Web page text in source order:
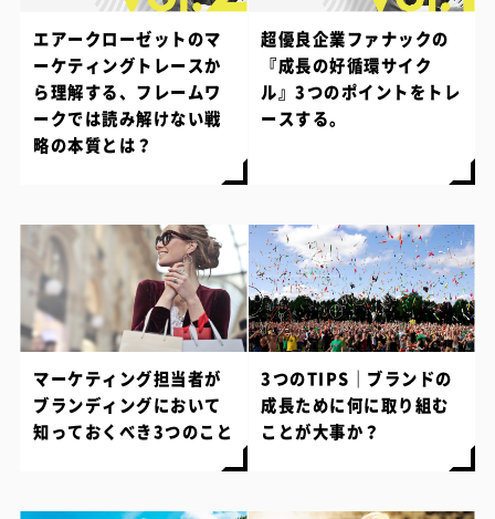
エアークローゼットのマ
ーケティングトレースか
ら理解する、フレームワ
ークでは読み解けない戦
略の本質とは？
超優良企業ファナックの
『成長の好循環サイク
ル』3つのポイントをトレ
ースする。
マーケティング担当者が
ブランディングにおいて
知っておくべき3つのこと
3つのTIPS｜ブランドの
成長ために何に取り組む
ことが大事か？